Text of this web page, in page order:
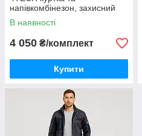
напівкомбінезон, захисний
чоловічий сіро-чорний
В наявності
4 050 ₴/комплект
Купити